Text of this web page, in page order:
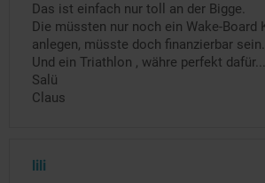
Das ist einfach nur toll an der Bigge.
Die müssten nur noch ein Wake-Board
anlegen, müsste doch finanzierbar sein.
Und ein Triathlon , währe perfekt dafür...
Salü
Claus
lili